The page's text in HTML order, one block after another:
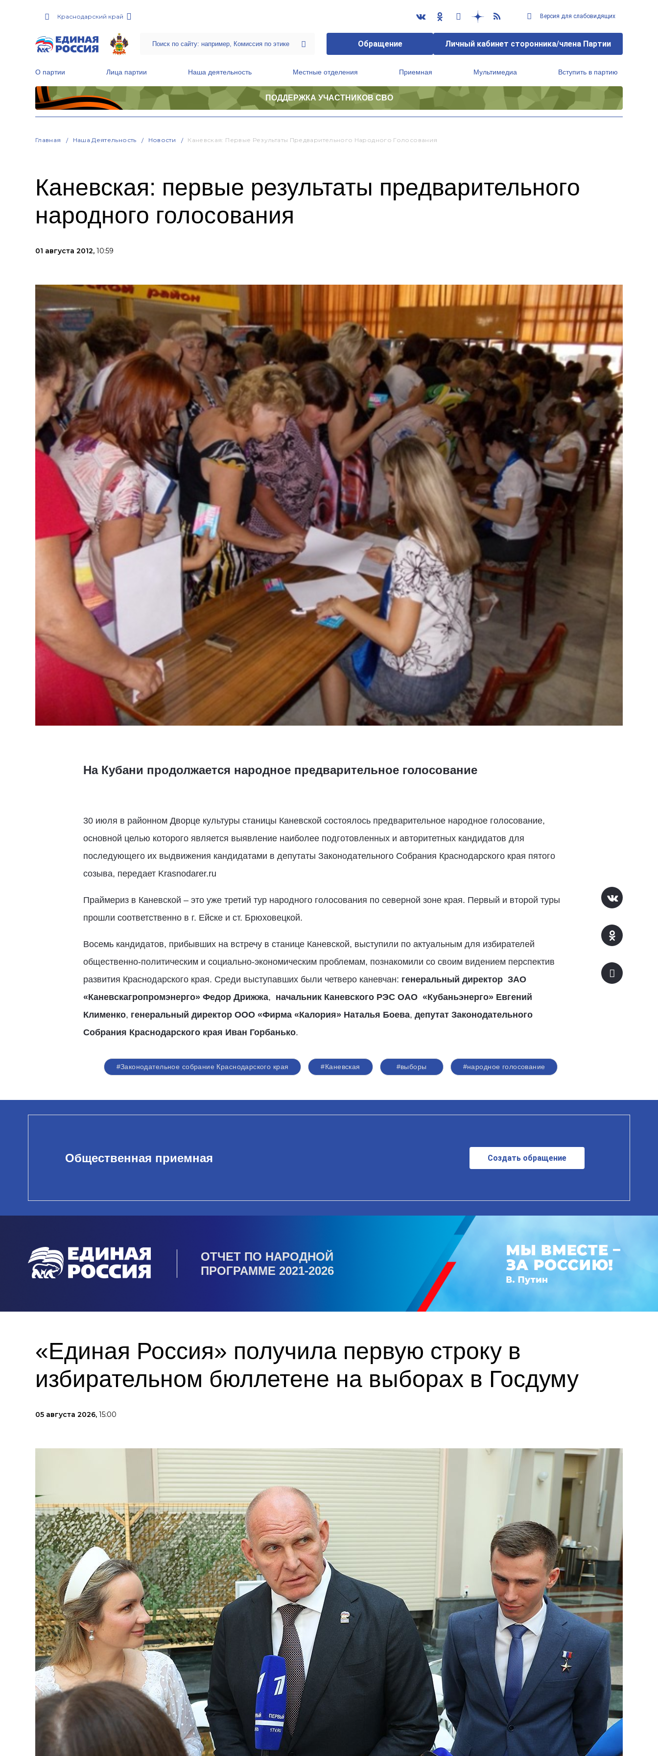
Краснодарский край Версия для слабовидящих
Обращение Личный кабинет сторонника/члена Партии
О партии Лица партии Наша деятельность Местные отделения Приемная Мультимедиа Вступить в партию
ПОДДЕРЖКА УЧАСТНИКОВ СВО
Главная Наша Деятельность Новости Каневская: Первые Результаты Предварительного Народного Голосования
Каневская: первые результаты предварительного
народного голосования
01 августа 2012, 10:59
На Кубани продолжается народное предварительное голосование
30 июля в районном Дворце культуры станицы Каневской состоялось предварительное народное голосование,
основной целью которого является выявление наиболее подготовленных и авторитетных кандидатов для
последующего их выдвижения кандидатами в депутаты Законодательного Собрания Краснодарского края пятого
созыва, передает Krasnodarer.ru
Праймериз в Каневской – это уже третий тур народного голосования по северной зоне края. Первый и второй туры
прошли соответственно в г. Ейске и ст. Брюховецкой.
Восемь кандидатов, прибывших на встречу в станице Каневской, выступили по актуальным для избирателей
общественно-политическим и социально-экономическим проблемам, познакомили со своим видением перспектив
развития Краснодарского края. Среди выступавших были четверо каневчан: генеральный директор ЗАО
«Каневскагропромэнерго» Федор Дрижжа, начальник Каневского РЭС ОАО «Кубаньэнерго» Евгений
Клименко, генеральный директор ООО «Фирма «Калория» Наталья Боева, депутат Законодательного
Собрания Краснодарского края Иван Горбанько.
#Законодательное собрание Краснодарского края #Каневская #выборы #народное голосование
Общественная приемная Создать обращение
ОТЧЕТ ПО НАРОДНОЙ
ПРОГРАММЕ 2021-2026
«Единая Россия» получила первую строку в
избирательном бюллетене на выборах в Госдуму
05 августа 2026, 15:00